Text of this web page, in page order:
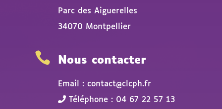
Parc des Aiguerelles
34070 Montpellier
 Nous contacter
Email : contact@clcph.fr
Téléphone : 04 67 22 57 13